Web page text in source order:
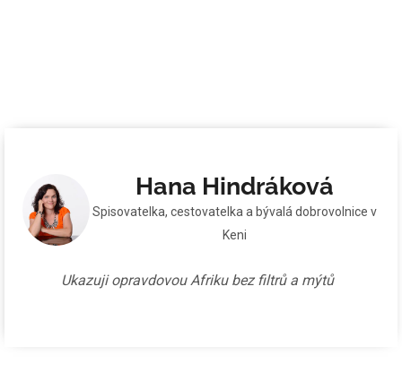
Hana Hindráková
Spisovatelka, cestovatelka a bývalá dobrovolnice v
Keni
Ukazuji opravdovou Afriku bez filtrů a mýtů